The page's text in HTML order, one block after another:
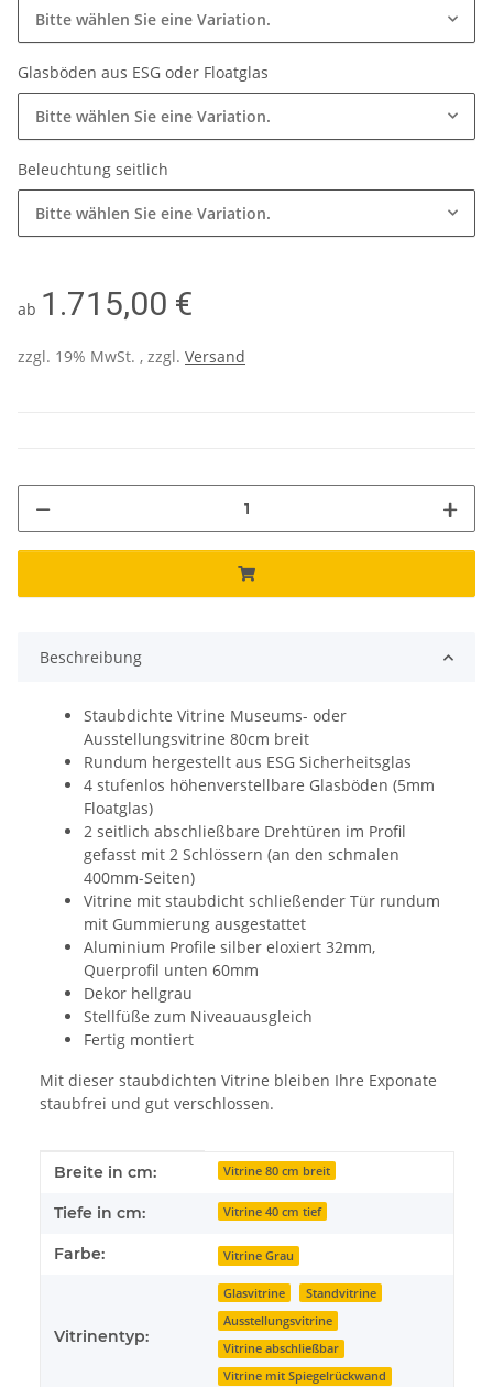
Bitte wählen Sie eine Variation.
Glasböden aus ESG oder Floatglas
Bitte wählen Sie eine Variation.
Beleuchtung seitlich
Bitte wählen Sie eine Variation.
ab 1.715,00 €
zzgl. 19% MwSt. , zzgl. Versand
Beschreibung
Staubdichte Vitrine Museums- oder
Ausstellungsvitrine 80cm breit
Rundum hergestellt aus ESG Sicherheitsglas
4 stufenlos höhenverstellbare Glasböden (5mm
Floatglas)
2 seitlich abschließbare Drehtüren im Profil
gefasst mit 2 Schlössern (an den schmalen
400mm-Seiten)
Vitrine mit staubdicht schließender Tür rundum
mit Gummierung ausgestattet
Aluminium Profile silber eloxiert 32mm,
Querprofil unten 60mm
Dekor hellgrau
Stellfüße zum Niveauausgleich
Fertig montiert
Mit dieser staubdichten Vitrine bleiben Ihre Exponate
staubfrei und gut verschlossen.
Produkteigenschaft
Wert
Breite in cm: Vitrine 80 cm breit
Tiefe in cm: Vitrine 40 cm tief
Farbe: Vitrine Grau
Vitrinentyp:
Glasvitrine
Standvitrine
Ausstellungsvitrine
Vitrine abschließbar
Vitrine mit Spiegelrückwand